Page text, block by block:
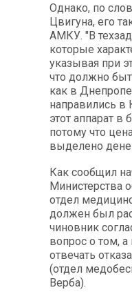
Однако, по
Цвигуна, его
АМКУ. "В
которые
указывая при
что должно
как в
направились в
этот аппарат в
потому что
выделено
Как сообщил
Министерства
отдел
должен был
чиновник
вопрос о том,
отвечать
(отдел
Верба).